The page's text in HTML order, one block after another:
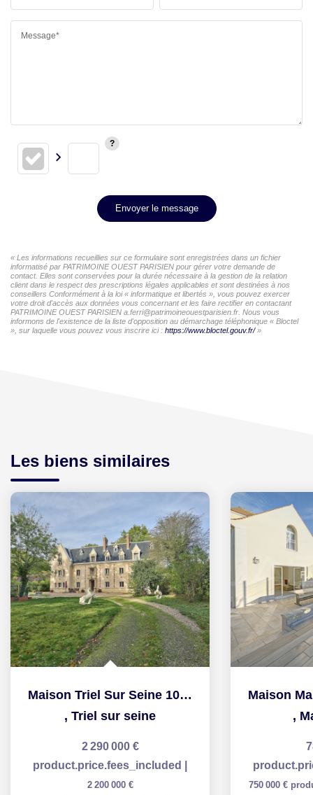
Message*
Envoyer le message
« Les informations recueillies sur ce formulaire sont enregistrées dans un fichier
informatisé par PATRIMOINE OUEST PARISIEN pour gérer votre demande de
contact. Elles sont conservées pour la durée nécessaire à la gestion de la relation
client dans le respect des prescriptions légales applicables et sont destinées à nos
conseillers Conformément à la loi « informatique et libertés », vous pouvez exercer
votre droit d'accès aux données vous concernant et les faire rectifier en contactant
PATRIMOINE OUEST PARISIEN a.ferri@patrimoineouestparisien.fr. Nous vous
informons de l'existence de la liste d'opposition au démarchage téléphonique « Bloctel
», sur laquelle vous pouvez vous inscrire ici : https://www.bloctel.gouv.fr/»
Les biens similaires
Maison Triel Sur Seine 10 pièce(s) 381.30 m2
, Triel sur seine
2 290 000 €
product.price.fees_included
2 200 000 €
,
750 000 €